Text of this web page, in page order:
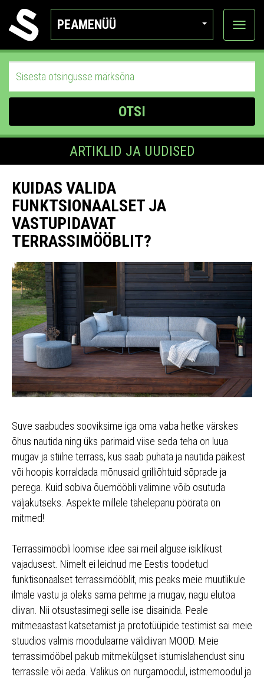
PEAMENÜÜ
Ava
OTSI
ARTIKLID JA UUDISED
KUIDAS VALIDA
FUNKTSIONAALSET JA
VASTUPIDAVAT
TERRASSIMÖÖBLIT?
Suve saabudes sooviksime iga oma vaba hetke värskes
õhus nautida ning üks parimaid viise seda teha on luua
mugav ja stiilne terrass, kus saab puhata ja nautida päikest
või hoopis korraldada mõnusaid grilliõhtuid sõprade ja
perega. Kuid sobiva õuemööbli valimine võib osutuda
väljakutseks. Aspekte millele tähelepanu pöörata on
mitmed!
Terrassimööbli loomise idee sai meil alguse isiklikust
vajadusest. Nimelt ei leidnud me Eestis toodetud
funktisonaalset terrassimööblit, mis peaks meie muutlikule
ilmale vastu ja oleks sama pehme ja mugav, nagu elutoa
diivan. Nii otsustasimegi selle ise disainida. Peale
mitmeaastast katsetamist ja prototüüpide testimist sai meie
stuudios valmis moodulaarne välidiivan MOOD. Meie
terrassimööbel pakub mitmekülgset istumislahendust sinu
terrassile või aeda. Valikus on nurgamoodul, istmemoodul ja